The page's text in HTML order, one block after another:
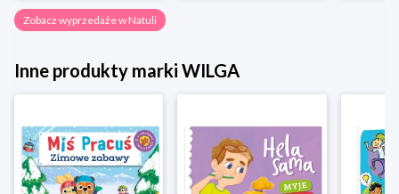
Zobacz wyprzedaże w Natuli
Inne produkty marki WILGA